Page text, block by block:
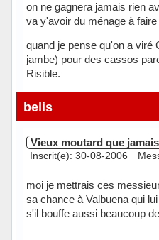
on ne gagnera jamais rien
va y'avoir du ménage à
quand je pense qu'on a viré
jambe) pour des cassos
Risible.
Hors ligne
belis
Vieux moutard que jamais
Inscrit(e): 30-08-2006
moi je mettrais ces
sa chance à Valbuena qui
s'il bouffe aussi beaucoup